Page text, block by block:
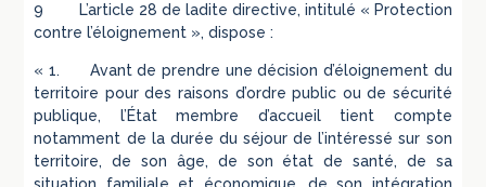
9 L’article 28 de ladite directive, intitulé « Protection
contre l’éloignement », dispose :
« 1. Avant de prendre une décision d’éloignement du
territoire pour des raisons d’ordre public ou de sécurité
publique, l’État membre d’accueil tient compte
notamment de la durée du séjour de l’intéressé sur son
territoire, de son âge, de son état de santé, de sa